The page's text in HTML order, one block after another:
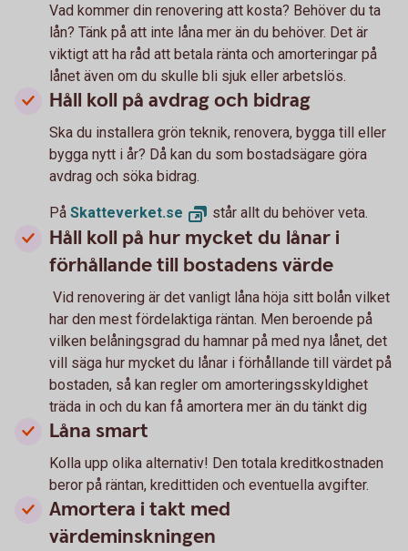
Vad kommer din renovering att kosta? Behöver du ta
lån? Tänk på att inte låna mer än du behöver. Det är
viktigt att ha råd att betala ränta och amorteringar på
lånet även om du skulle bli sjuk eller arbetslös.
Håll koll på avdrag och bidrag
Ska du installera grön teknik, renovera, bygga till eller
bygga nytt i år? Då kan du som bostadsägare göra
avdrag och söka bidrag.
På Skatteverket.se står allt du behöver veta.
Håll koll på hur mycket du lånar i
förhållande till bostadens värde
Vid renovering är det vanligt låna höja sitt bolån vilket
har den mest fördelaktiga räntan. Men beroende på
vilken belåningsgrad du hamnar på med nya lånet, det
vill säga hur mycket du lånar i förhållande till värdet på
bostaden, så kan regler om amorteringsskyldighet
träda in och du kan få amortera mer än du tänkt dig
Låna smart
Kolla upp olika alternativ! Den totala kreditkostnaden
beror på räntan, kredittiden och eventuella avgifter.
Amortera i takt med
värdeminskningen